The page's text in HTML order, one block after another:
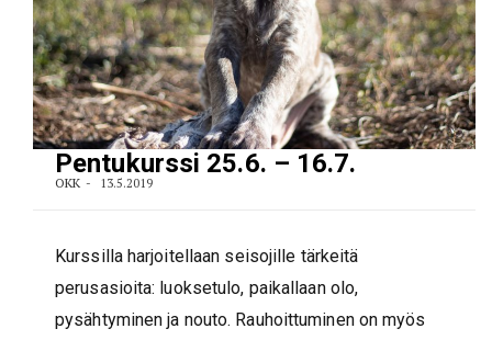
Pentukurssi 25.6. – 16.7.
OKK 13.5.2019
Kurssilla harjoitellaan seisojille tärkeitä
perusasioita: luoksetulo, paikallaan olo,
pysähtyminen ja nouto. Rauhoittuminen on myös